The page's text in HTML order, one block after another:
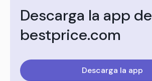
Descarga la app de
bestprice.com
Descarga la app